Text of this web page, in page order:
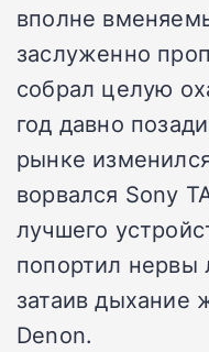
вполне
заслуженно
собрал целую
год давно
рынке
ворвался Sony
лучшего
попортил
затаив дыхание
Denon.